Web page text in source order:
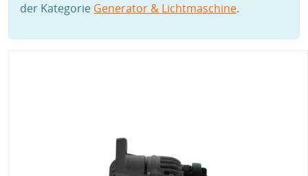
der Kategorie Generator & Lichtmaschine.